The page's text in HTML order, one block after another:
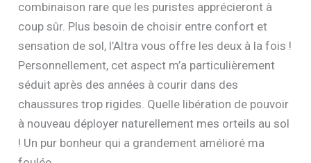
combinaison rare que les puristes apprécieront à
coup sûr. Plus besoin de choisir entre confort et
sensation de sol, l’Altra vous offre les deux à la fois !
Personnellement, cet aspect m’a particulièrement
séduit après des années à courir dans des
chaussures trop rigides. Quelle libération de pouvoir
à nouveau déployer naturellement mes orteils au sol
! Un pur bonheur qui a grandement amélioré ma